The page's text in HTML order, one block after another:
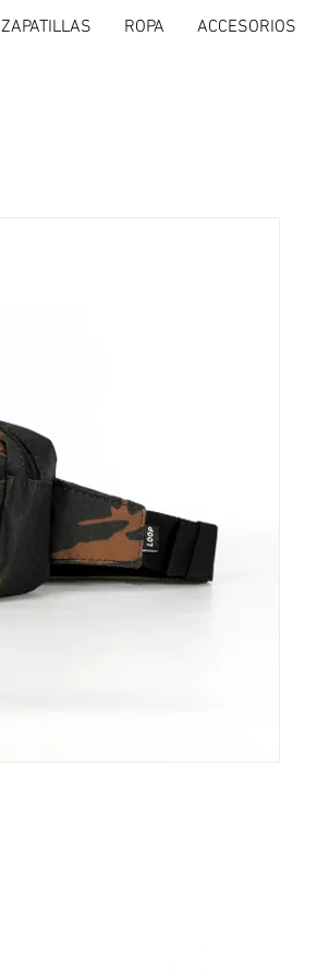
ZAPATILLAS ROPA ACCESORIOS